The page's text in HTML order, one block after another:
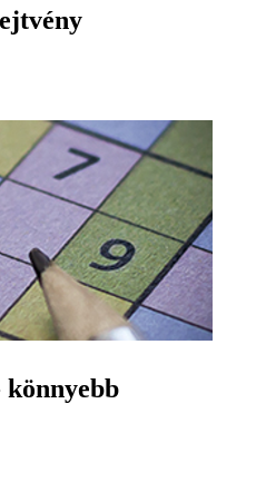
könnyebb